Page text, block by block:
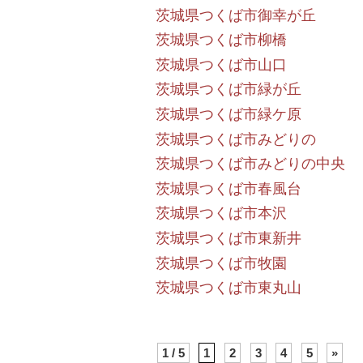
茨城県つくば市御幸が丘
茨城県つくば市柳橋
茨城県つくば市山口
茨城県つくば市緑が丘
茨城県つくば市緑ケ原
茨城県つくば市みどりの
茨城県つくば市みどりの中央
茨城県つくば市春風台
茨城県つくば市本沢
茨城県つくば市東新井
茨城県つくば市牧園
茨城県つくば市東丸山
1 / 5 1 2 3 4 5 »